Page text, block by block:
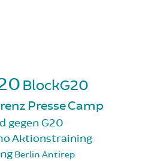
BlockG20
PresseCamp
gegen G20
Aktionstraining
Berlin Antirep